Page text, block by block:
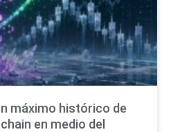
máximo histórico de
en medio del